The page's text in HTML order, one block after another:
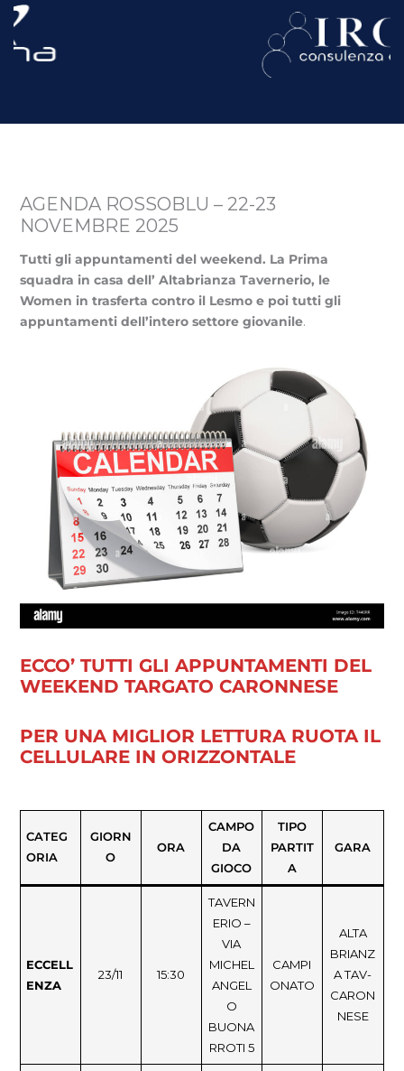
AGENDA ROSSOBLU – 22-23
NOVEMBRE 2025
Tutti gli appuntamenti del weekend. La Prima
squadra in casa dell’ Altabrianza Tavernerio, le
Women in trasferta contro il Lesmo e poi tutti gli
appuntamenti dell’intero settore giovanile.
ECCO’ TUTTI GLI APPUNTAMENTI DEL
WEEKEND TARGATO CARONNESE
PER UNA MIGLIOR LETTURA RUOTA IL
CELLULARE IN ORIZZONTALE
CATEG
ORIA
GIORN
O
ORA
CAMPO
DA
GIOCO
TIPO
PARTIT
A
GARA
ECCELL
ENZA
23/11 15:30
TAVERN
ERIO –
VIA
MICHEL
ANGEL
O
BUONA
RROTI 5
CAMPI
ONATO
ALTA
BRIANZ
A TAV-
CARON
NESE